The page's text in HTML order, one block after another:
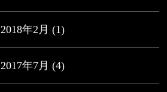
2018年2月 (1)
2017年7月 (4)